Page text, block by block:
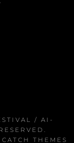
/ AI-
CATCH THEMES